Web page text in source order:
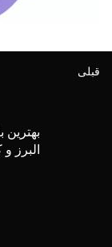
قبلی
البرز